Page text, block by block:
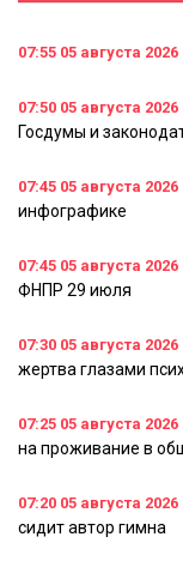
07:55 05 августа 2026
07:50 05 августа 2026
Госдумы и
07:45 05 августа 2026
инфографике
07:45 05 августа 2026
ФНПР 29 июля
07:30 05 августа 2026
жертва глазами
07:25 05 августа 2026
на проживание в
07:20 05 августа 2026
сидит автор гимна